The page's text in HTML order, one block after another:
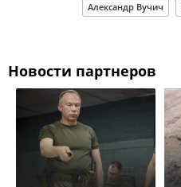
Александр Вучич
Новости партнеров